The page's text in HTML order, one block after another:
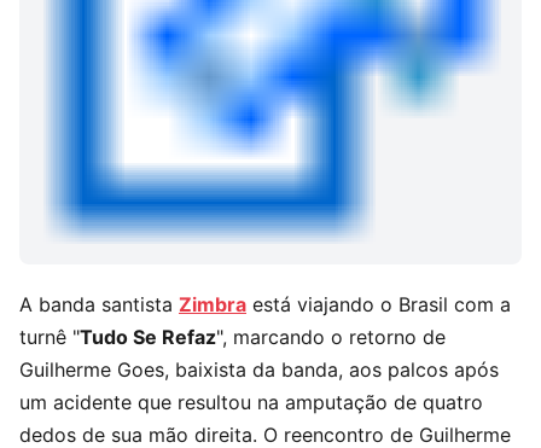
A banda santista Zimbra está viajando o Brasil com a
turnê "Tudo Se Refaz", marcando o retorno de
Guilherme Goes, baixista da banda, aos palcos após
um acidente que resultou na amputação de quatro
dedos de sua mão direita. O reencontro de Guilherme